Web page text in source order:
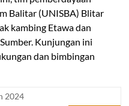
Balitar (UNISBA) Blitar
kambing Etawa dan
Kunjungan ini
dan bimbingan
2024